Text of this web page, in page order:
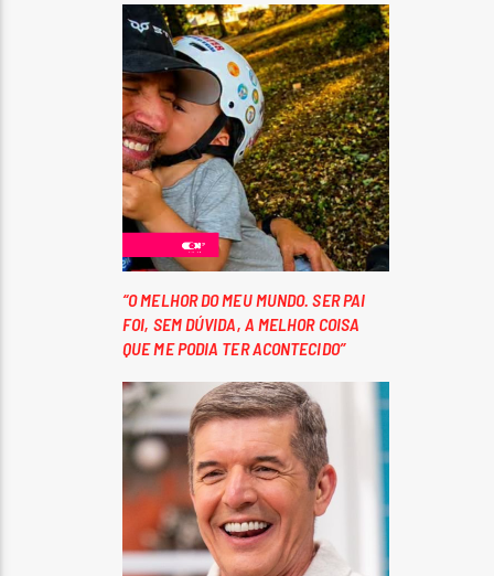
“O MELHOR DO MEU MUNDO. SER PAI
FOI, SEM DÚVIDA, A MELHOR COISA
QUE ME PODIA TER ACONTECIDO”